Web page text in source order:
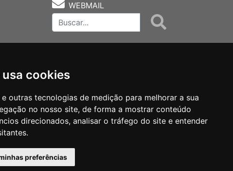
cookies
outras tecnologias de medição para melhorar a sua
no nosso site, de forma a mostrar conteúdo
direcionados, analisar o tráfego do site e entender
preferências
WEBMAIL
Notas Técnicas Fale Conocsco